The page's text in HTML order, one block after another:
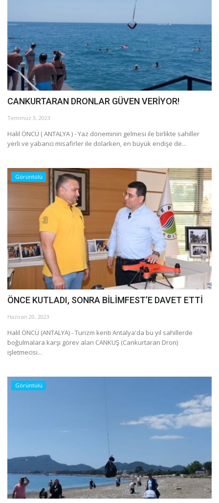
CANKURTARAN DRONLAR GÜVEN VERİYOR!
Temmuz 3, 2023
Halil ÖNCÜ ( ANTALYA ) - Yaz döneminin gelmesi ile birlikte sahiller
yerli ve yabancı misafirler ile dolarken, en büyük endişe de...
Görüntülü
ÖNCE KUTLADI, SONRA BİLİMFEST’E DAVET ETTİ
Haziran 20, 2023
Halil ÖNCÜ (ANTALYA) - Turizm kenti Antalya'da bu yıl sahillerde
boğulmalara karşı görev alan CANKUŞ (Cankurtaran Dron)
işletmecisi...
Görüntülü